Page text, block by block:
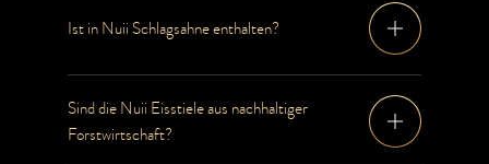
Ist in Nuii Schlagsahne enthalten?
Sind die Nuii Eisstiele aus nachhaltiger
Forstwirtschaft?